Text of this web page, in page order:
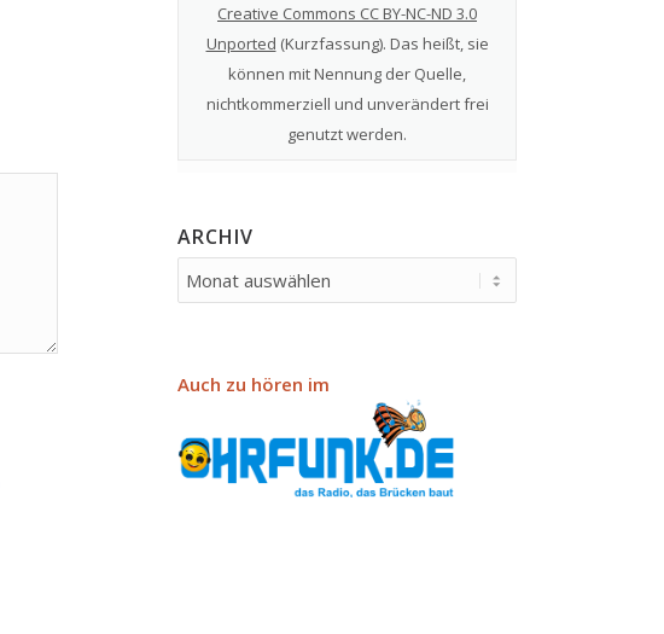
Creative Commons CC BY-NC-ND 3.0
Unported (Kurzfassung). Das heißt, sie
können mit Nennung der Quelle,
nichtkommerziell und unverändert frei
genutzt werden.
ARCHIV
Auch zu hören im